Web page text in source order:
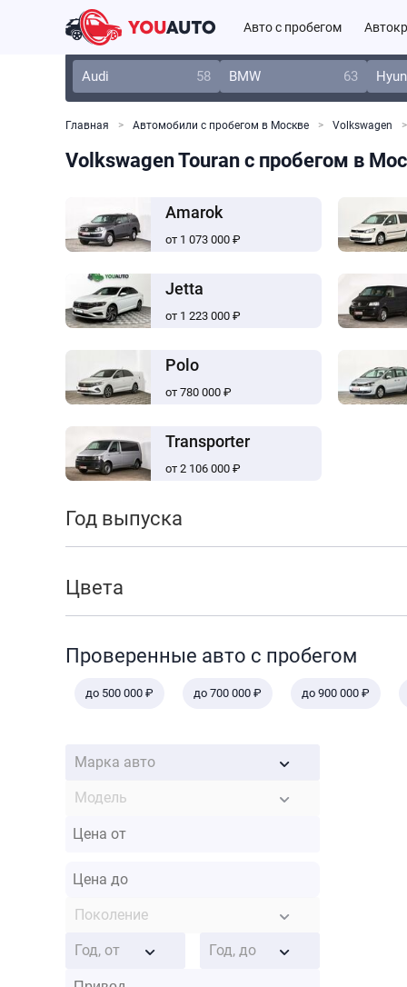
Авто с пробегом
Audi 58 BMW 63
Главная Автомобили с пробегом в Москве Volkswagen
Volkswagen Touran с пробегом в
Amarok
от 1 073 000 ₽
Jetta
от 1 223 000 ₽
Polo
от 780 000 ₽
Transporter
от 2 106 000 ₽
Год выпуска
Цвета
Проверенные авто с пробегом
до 500 000 ₽ до 700 000 ₽ до 900 000 ₽
Марка авто
Модель
Поколение
Год, от Год, до